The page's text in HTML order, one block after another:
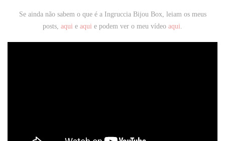
Se ainda não sabem o que é a Ingruccia Bijou Box, leiam os meus
posts, aqui e aqui e podem ver o meu vídeo aqui.